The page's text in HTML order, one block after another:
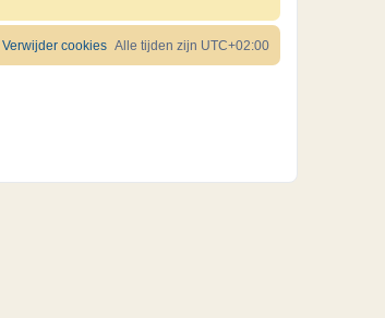
Alle tijden zijn UTC+02:00
Verwijder cookies